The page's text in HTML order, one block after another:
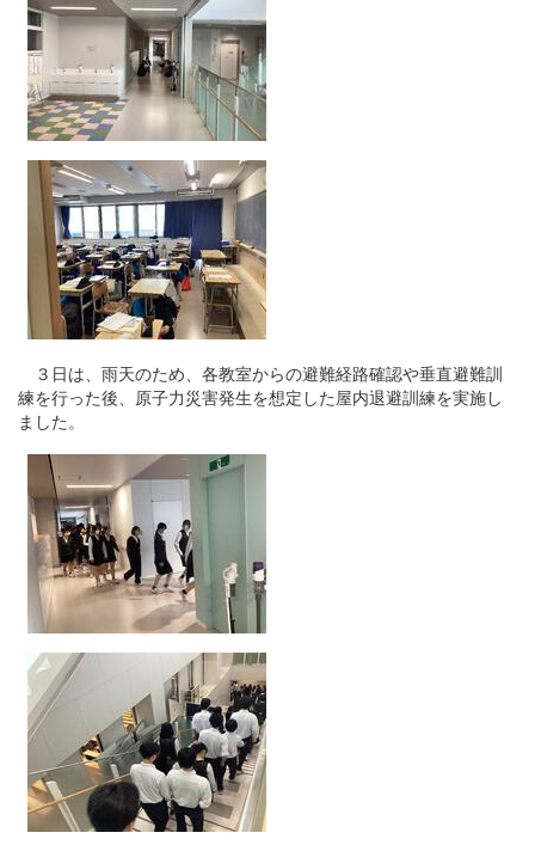
３日は、雨天のため、各教室からの避難経路確認や垂直避難訓
練を行った後、原子力災害発生を想定した屋内退避訓練を実施し
ました。